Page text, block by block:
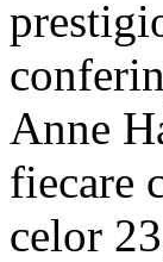
Anne
fiecare
celor